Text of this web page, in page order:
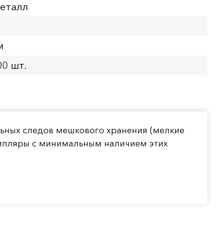
шт.
следов мешкового хранения (мелкие
с минимальным наличием этих